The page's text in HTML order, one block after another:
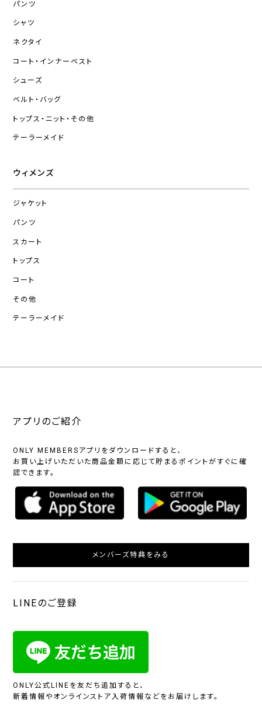
パンツ
シャツ
ネクタイ
コート・インナーベスト
シューズ
ベルト・バッグ
トップス・ニット・その他
テーラーメイド
ウィメンズ
ジャケット
パンツ
スカート
トップス
コート
その他
テーラーメイド
アプリのご紹介
ONLY MEMBERSアプリをダウンロードすると、
お買い上げいただいた商品金額に応じて貯まるポイントがすぐに確
認できます。
メンバーズ特典をみる
LINEのご登録
ONLY公式LINEを友だち追加すると、
新着情報やオンラインストア入荷情報などをお届けします。